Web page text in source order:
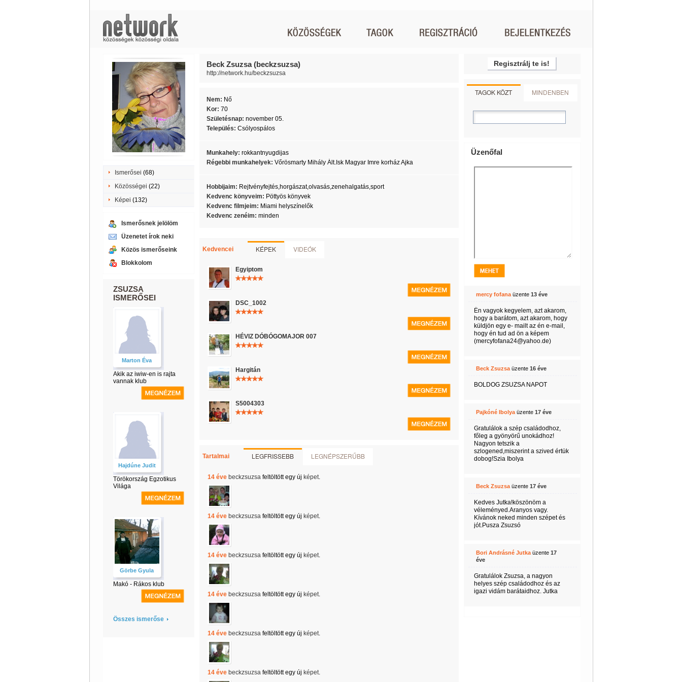
Ismerősei (68)
Közösségei (22)
Képei (132)
Ismerősnek jelölöm
Üzenetet írok neki
Közös ismerőseink
Blokkolom
ZSUZSA
ISMERŐSEI
Marton Éva
Akik az iwiw-en is rajta
vannak klub
Hajdúne Judit
Törökország Egzotikus
Világa
Görbe Gyula
Makó - Rákos klub
Összes ismerőse
Beck Zsuzsa (beckzsuzsa)
http://network.hu/beckzsuzsa
Nem: Nő
Kor: 70
Születésnap: november 05.
Település: Csólyospálos
Munkahely: rokkantnyugdijas
Régebbi munkahelyek: Vőrösmarty Mihály Ált.Isk Magyar Imre korház Ajka
Hobbijaim: Rejtvényfejtés,horgászat,olvasás,zenehalgatás,sport
Kedvenc könyveim: Pöttyös könyvek
Kedvenc filmjeim: Miami helyszínelők
Kedvenc zenéim: minden
Kedvencei KÉPEK VIDEÓK
Egyiptom
DSC_1002
HÉVIZ DÓBÓGOMAJOR 007
Hargitán
S5004303
Tartalmai LEGFRISSEBB LEGNÉPSZERŰBB
14 éve beckzsuzsafeltöltött egy új képet.
14 éve beckzsuzsafeltöltött egy új képet.
14 éve beckzsuzsafeltöltött egy új képet.
14 éve beckzsuzsafeltöltött egy új képet.
14 éve beckzsuzsafeltöltött egy új képet.
14 éve beckzsuzsafeltöltött egy új képet.
Regisztrálj te is!
TAGOK KÖZT MINDENBEN
Üzenőfal
mercy fofanaüzente 13 éve
Én vagyok kegyelem, azt akarom,
hogy a barátom, azt akarom, hogy
küldjön egy e- mailt az én e-mail,
hogy én tud ad ön a képem
(mercyfofana24@yahoo.de)
Beck Zsuzsaüzente 16 éve
BOLDOG ZSUZSA NAPOT
Pajkóné Ibolyaüzente 17 éve
Gratulálok a szép családodhoz,
főleg a gyönyörű unokádhoz!
Nagyon tetszik a
szlogened,miszerint a szived értük
dobog!Szia Ibolya
Beck Zsuzsaüzente 17 éve
Kedves Jutka!köszönöm a
véleményed.Aranyos vagy.
Kívánok neked minden szépet és
jót.Pusza Zsuzsó
Bori Andrásné Jutkaüzente 17
éve
Gratulálok Zsuzsa, a nagyon
helyes szép családodhoz és az
igazi vidám barátaidhoz. Jutka